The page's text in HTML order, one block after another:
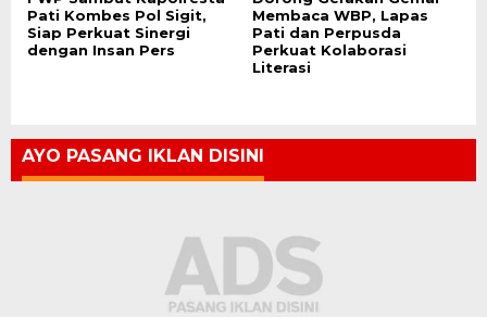
Pati Kombes Pol Sigit,
Siap Perkuat Sinergi
dengan Insan Pers
Membaca WBP, Lapas
Pati dan Perpusda
Perkuat Kolaborasi
Literasi
AYO PASANG IKLAN DISINI